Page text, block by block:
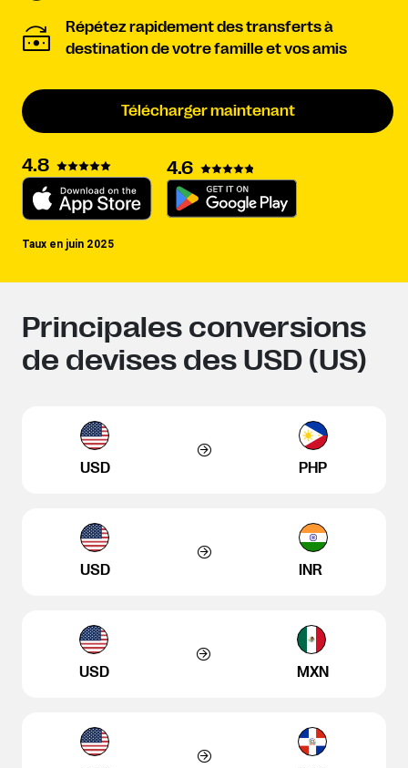
Répétez rapidement des transferts à
destination de votre famille et vos amis
Télécharger maintenant
4.8 4.6
Taux en juin 2025
Principales conversions
de devises des USD (US)
USD PHP
USD INR
USD MXN